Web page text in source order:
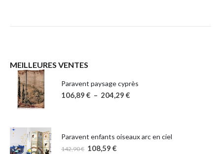
MEILLEURES VENTES
Paravent paysage cyprès
106,89 € – 204,29 €
Paravent enfants oiseaux arc en ciel
142,90€ 108,59 €